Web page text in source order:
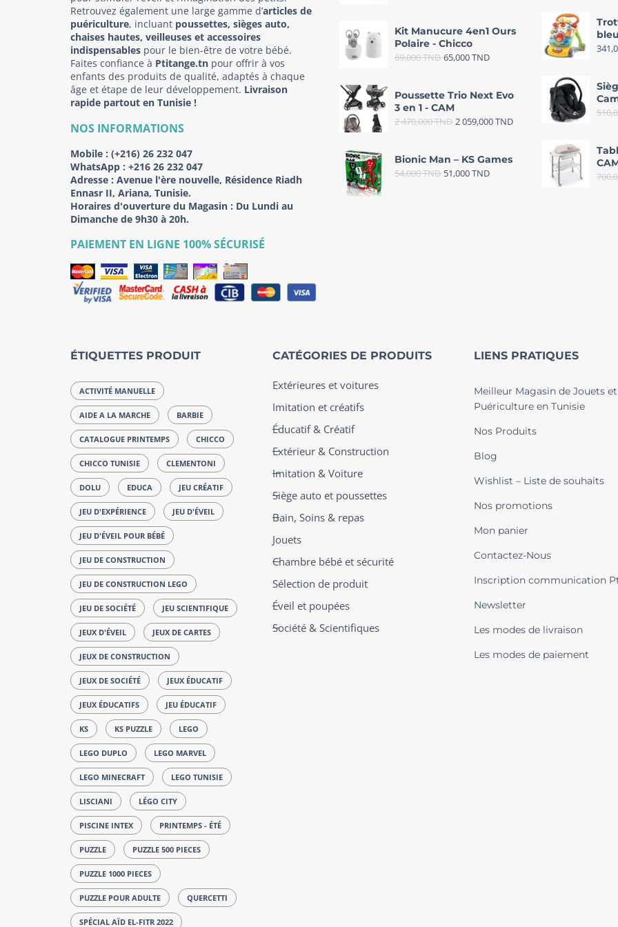
Retrouvez également une large gamme d’articles de
puériculture, incluant poussettes, sièges auto,
chaises hautes, veilleuses et accessoires
indispensables pour le bien-être de votre bébé.
Faites confiance à Ptitange.tn pour offrir à vos
enfants des produits de qualité, adaptés à chaque
âge et étape de leur développement. Livraison
rapide partout en Tunisie !
NOS INFORMATIONS
Mobile : (+216) 26 232 047
WhatsApp : +216 26 232 047
Adresse : Avenue l'ère nouvelle, Résidence Riadh
Ennasr II, Ariana, Tunisie.
Horaires d'ouverture du Magasin : Du Lundi au
Dimanche de 9h30 à 20h.
PAIEMENT EN LIGNE 100% SÉCURISÉ
Kit Manucure 4en1 Ours
Polaire - Chicco
69,000TND 65,000TND
Poussette Trio Next Evo
3 en 1 - CAM
2 470,000TND 2 059,000TND
Bionic Man – KS Games
54,000TND 51,000TND
ÉTIQUETTES PRODUIT
ACTIVITÉ MANUELLE
AIDE A LA MARCHE BARBIE
CATALOGUE PRINTEMPS CHICCO
CHICCO TUNISIE CLEMENTONI
DOLU EDUCA JEU CRÉATIF
JEU D'EXPÉRIENCE JEU D'ÉVEIL
JEU D'ÉVEIL POUR BÉBÉ
JEU DE CONSTRUCTION
JEU DE CONSTRUCTION LEGO
JEU DE SOCIÉTÉ JEU SCIENTIFIQUE
JEUX D'ÉVEIL JEUX DE CARTES
JEUX DE CONSTRUCTION
JEUX DE SOCIÉTÉ JEUX ÉDUCATIF
JEUX ÉDUCATIFS JEU ÉDUCATIF
KS KS PUZZLE LEGO
LEGO DUPLO LEGO MARVEL
LEGO MINECRAFT LEGO TUNISIE
LISCIANI LÉGO CITY
PISCINE INTEX PRINTEMPS - ÉTÉ
PUZZLE PUZZLE 500 PIECES
PUZZLE 1000 PIECES
PUZZLE POUR ADULTE QUERCETTI
SPÉCIAL AÏD EL-FITR 2022
CATÉGORIES DE PRODUITS
Extérieures et voitures
Imitation et créatifs
Éducatif & Créatif
Extérieur & Construction
Imitation & Voiture
Siège auto et poussettes
Bain, Soins & repas
Jouets
Chambre bébé et sécurité
Sélection de produit
Éveil et poupées
Société & Scientifiques
LIENS PRATIQUES
Meilleur Magasin de Jouets et
Puériculture en Tunisie
Nos Produits
Blog
Wishlist – Liste de souhaits
Nos promotions
Mon panier
Contactez-Nous
Inscription communication
Newsletter
Les modes de livraison
Les modes de paiement